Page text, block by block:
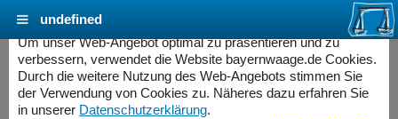
SARTORIUS Drucker YDP04IS-0CEUV
Streifen-/Etikettendrucker mit Barcode
Cookie Einstellungen - bayernwaage.de
Um unser Web-Angebot optimal zu präsentieren und zu
verbessern, verwendet die Website bayernwaage.de Cookies.
Durch die weitere Nutzung des Web-Angebots stimmen Sie
der Verwendung von Cookies zu. Näheres dazu erfahren Sie
in unserer Datenschutzerklärung.
undefined